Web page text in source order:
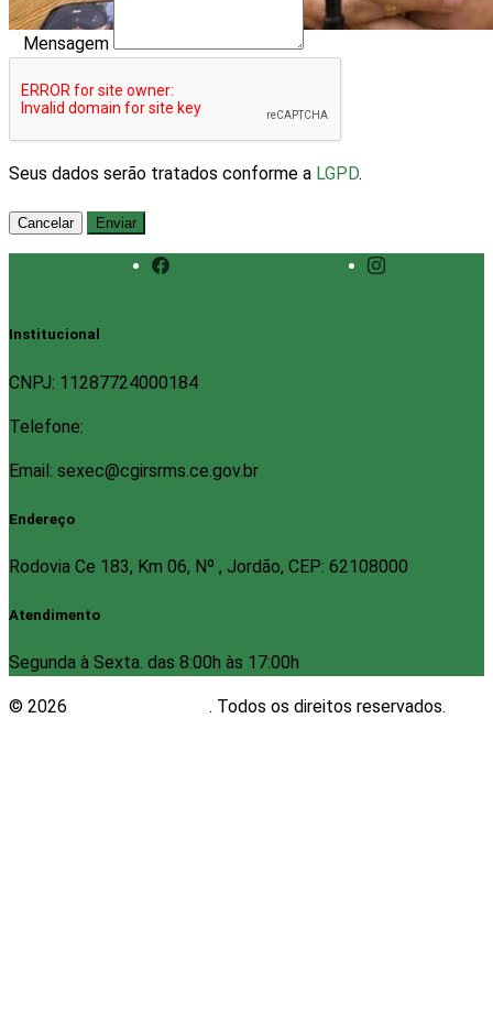
Mensagem
Seus dados serão tratados conforme a LGPD.
Cancelar Enviar
Institucional
CNPJ: 11287724000184
Telefone:
Email: sexec@cgirsrms.ce.gov.br
Endereço
Rodovia Ce 183, Km 06, Nº , Jordão, CEP: 62108000
Atendimento
Segunda à Sexta. das 8:00h às 17:00h
© 2026 . Todos os direitos reservados.